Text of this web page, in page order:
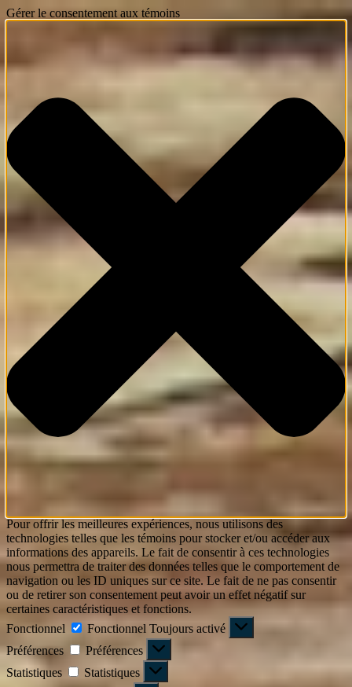
Gérer le consentement aux témoins
Pour offrir les meilleures expériences, nous utilisons des
technologies telles que les témoins pour stocker et/ou accéder aux
informations des appareils. Le fait de consentir à ces technologies
nous permettra de traiter des données telles que le comportement de
navigation ou les ID uniques sur ce site. Le fait de ne pas consentir
ou de retirer son consentement peut avoir un effet négatif sur
certaines caractéristiques et fonctions.
Fonctionnel
Fonctionnel Toujours activé
Préférences
Préférences
Statistiques
Statistiques